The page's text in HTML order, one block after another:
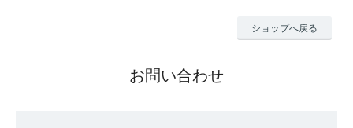
ショップへ戻る
お問い合わせ